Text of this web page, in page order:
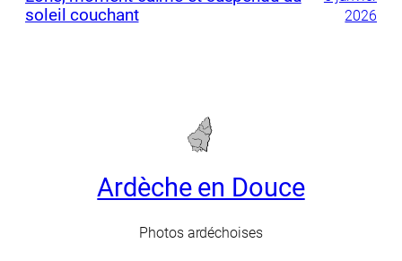
soleil couchant
2026
Ardèche en Douce
Photos ardéchoises